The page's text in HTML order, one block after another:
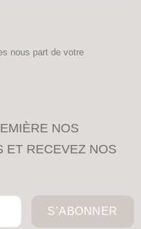
nous part de votre
NOS
ET RECEVEZ NOS
S’ABONNER